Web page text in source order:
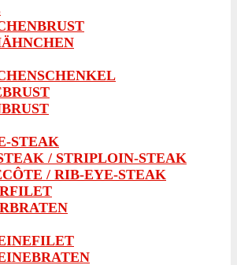
STEAK
/ STRIPLOIN-STEAK
/ RIB-EYE-STEAK